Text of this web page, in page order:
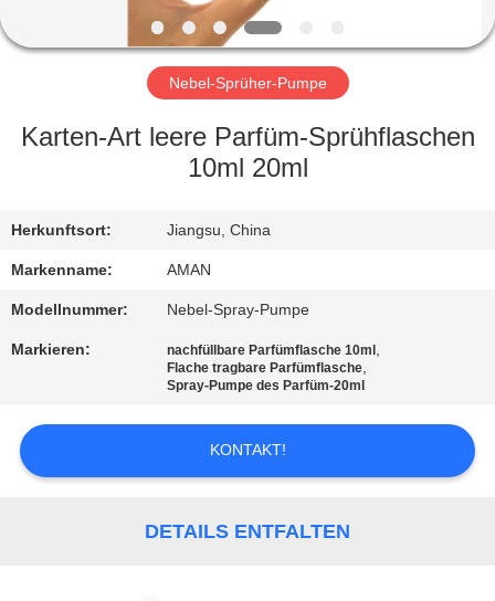
VR-
SHOW
ÜBER
WERKSBESICHTIGUNG
QUALITÄTSKONTROLLE
UNS
Nebel-Sprüher-Pumpe
Karten-Art leere Parfüm-Sprühflaschen
10ml 20ml
Herkunftsort: Jiangsu, China
Markenname: AMAN
Modellnummer: Nebel-Spray-Pumpe
Markieren: nachfüllbare Parfümflasche 10ml ,
Flache tragbare Parfümflasche,
Spray-Pumpe des Parfüm-20ml
KONTAKT!
DETAILS ENTFALTEN